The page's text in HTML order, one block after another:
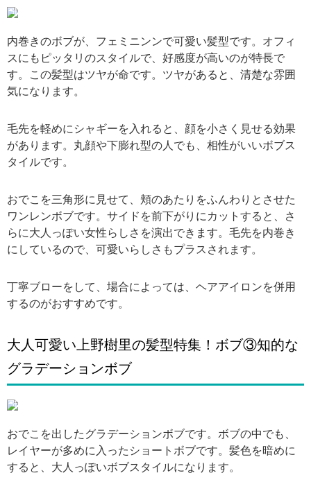
内巻きのボブが、フェミニンンで可愛い髪型です。オフィ
スにもピッタリのスタイルで、好感度が高いのが特長で
す。この髪型はツヤが命です。ツヤがあると、清楚な雰囲
気になります。
毛先を軽めにシャギーを入れると、顔を小さく見せる効果
があります。丸顔や下膨れ型の人でも、相性がいいボブス
タイルです。
おでこを三角形に見せて、頬のあたりをふんわりとさせた
ワンレンボブです。サイドを前下がりにカットすると、さ
らに大人っぽい女性らしさを演出できます。毛先を内巻き
にしているので、可愛いらしさもプラスされます。
丁寧ブローをして、場合によっては、ヘアアイロンを併用
するのがおすすめです。
大人可愛い上野樹里の髪型特集！ボブ③知的な
グラデーションボブ
おでこを出したグラデーションボブです。ボブの中でも、
レイヤーが多めに入ったショートボブです。髪色を暗めに
すると、大人っぽいボブスタイルになります。